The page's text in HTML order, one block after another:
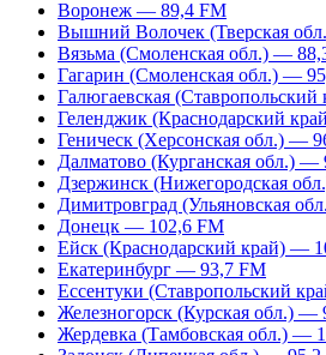
Воронеж — 89,4 FM
Вышний Волочек (Тверская
Вязьма (Смоленская обл.) —
Гагарин (Смоленская обл.) —
Галюгаевская
Геленджик (Краснодарский
Геническ (Херсонская обл.) —
Далматово (Курганская обл.) —
Дзержинск (Нижегородская
Димитровград (Ульяновская
Донецк — 102,6 FM
Ейск (Краснодарский край) —
Екатеринбург — 93,7 FM
Ессентуки (Ставропольский
Железногорск (Курская обл.) —
Жердевка (Тамбовская обл.) —